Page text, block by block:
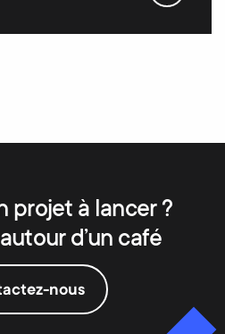
projet à lancer ?
d’un café
nous